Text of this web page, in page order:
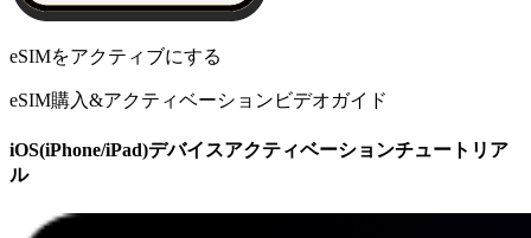
eSIMをアクティブにする
eSIM購入&アクティベーションビデオガイド
iOS(iPhone/iPad)デバイスアクティベーションチュートリア
ル